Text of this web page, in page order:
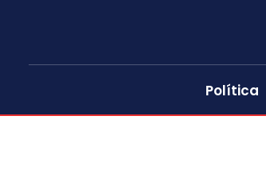
Política